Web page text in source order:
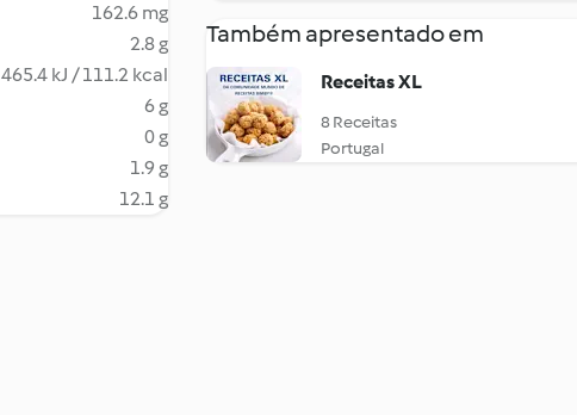
162.6 mg
2.8 g
465.4 kJ / 111.2 kcal
6 g
0 g
1.9 g
12.1 g
Também apresentado em
Receitas XL
8 Receitas
Portugal